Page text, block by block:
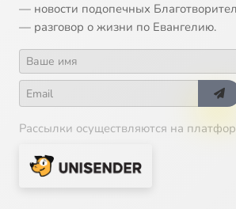
— новости подопечных
— разговор о жизни по Евангелию.
Рассылки осуществляются на